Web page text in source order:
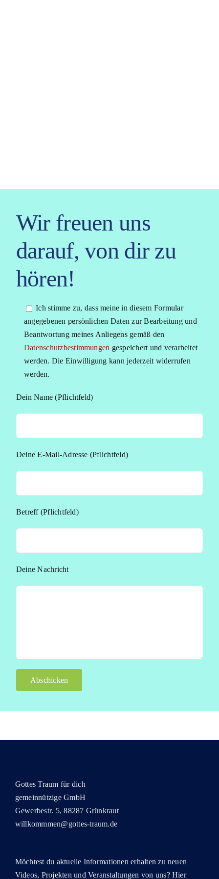
Wir freuen uns
darauf, von dir zu
hören!
Ich stimme zu, dass meine in diesem Formular
angegebenen persönlichen Daten zur Bearbeitung und
Beantwortung meines Anliegens gemäß den
Datenschutzbestimmungen gespeichert und verarbeitet
werden. Die Einwilligung kann jederzeit widerrufen
werden.
Dein Name (Pflichtfeld)
Deine E-Mail-Adresse (Pflichtfeld)
Betreff (Pflichtfeld)
Deine Nachricht
Gottes Traum für dich
gemeinnützige GmbH
Gewerbestr. 5, 88287 Grünkraut
willkommmen@gottes-traum.de
Möchtest du aktuelle Informationen erhalten zu neuen
Videos, Projekten und Veranstaltungen von uns? Hier